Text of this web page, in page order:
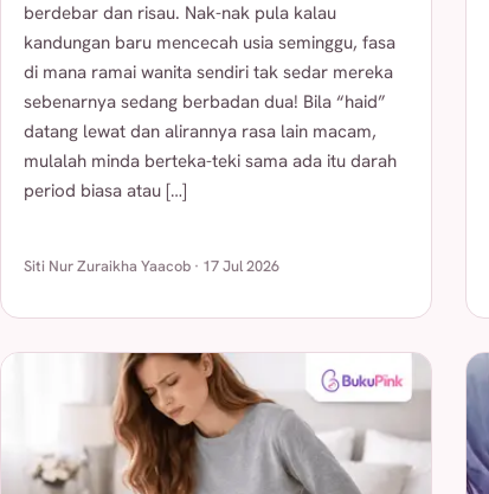
berdebar dan risau. Nak-nak pula kalau
kandungan baru mencecah usia seminggu, fasa
di mana ramai wanita sendiri tak sedar mereka
sebenarnya sedang berbadan dua! Bila “haid”
datang lewat dan alirannya rasa lain macam,
mulalah minda berteka-teki sama ada itu darah
period biasa atau […]
Siti Nur Zuraikha Yaacob · 17 Jul 2026